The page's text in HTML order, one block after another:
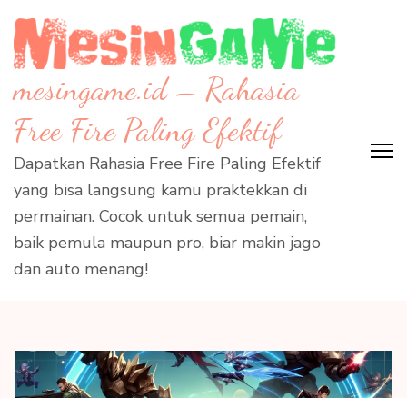
to
content
(Press
Enter)
mesingame.id – Rahasia
Free Fire Paling Efektif
Dapatkan Rahasia Free Fire Paling Efektif
yang bisa langsung kamu praktekkan di
permainan. Cocok untuk semua pemain,
baik pemula maupun pro, biar makin jago
dan auto menang!